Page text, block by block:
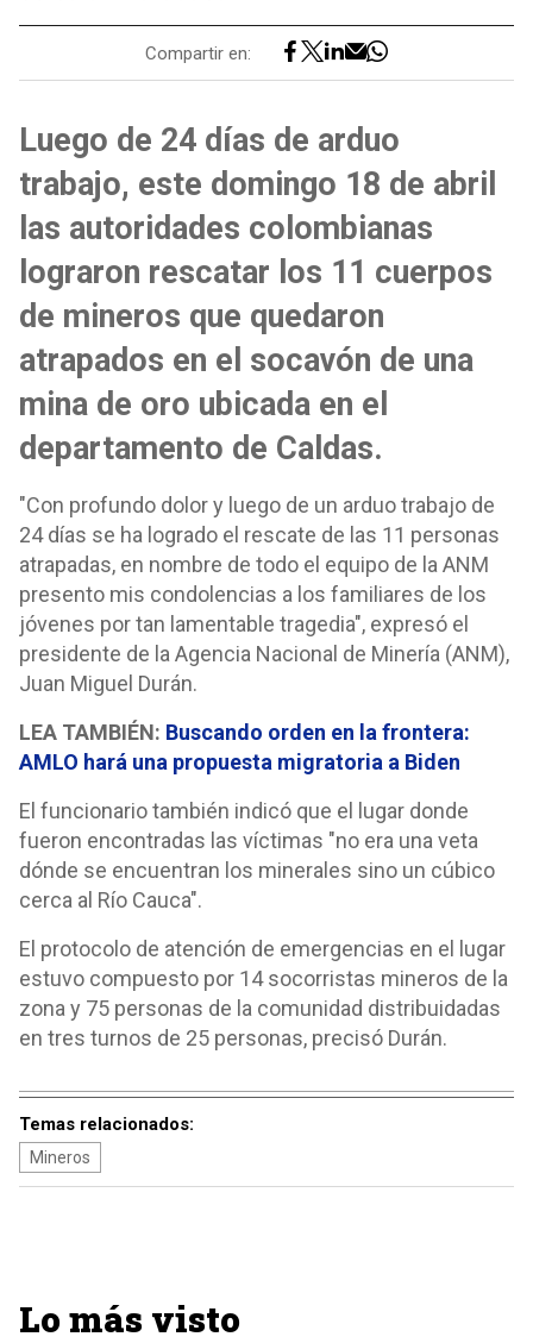
Compartir en:
Luego de 24 días de arduo
trabajo, este domingo 18 de abril
las autoridades colombianas
lograron rescatar los 11 cuerpos
de mineros que quedaron
atrapados en el socavón de una
mina de oro ubicada en el
departamento de Caldas.
"Con profundo dolor y luego de un arduo trabajo de
24 días se ha logrado el rescate de las 11 personas
atrapadas, en nombre de todo el equipo de la ANM
presento mis condolencias a los familiares de los
jóvenes por tan lamentable tragedia", expresó el
presidente de la Agencia Nacional de Minería (ANM),
Juan Miguel Durán.
LEA TAMBIÉN: Buscando orden en la frontera:
AMLO hará una propuesta migratoria a Biden
El funcionario también indicó que el lugar donde
fueron encontradas las víctimas "no era una veta
dónde se encuentran los minerales sino un cúbico
cerca al Río Cauca".
El protocolo de atención de emergencias en el lugar
estuvo compuesto por 14 socorristas mineros de la
zona y 75 personas de la comunidad distribuidadas
en tres turnos de 25 personas, precisó Durán.
Temas relacionados:
Mineros
Lo más visto